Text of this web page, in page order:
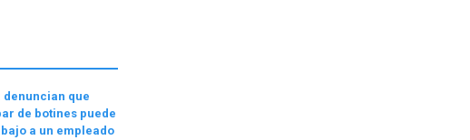
denuncian que
de botines puede
a un empleado